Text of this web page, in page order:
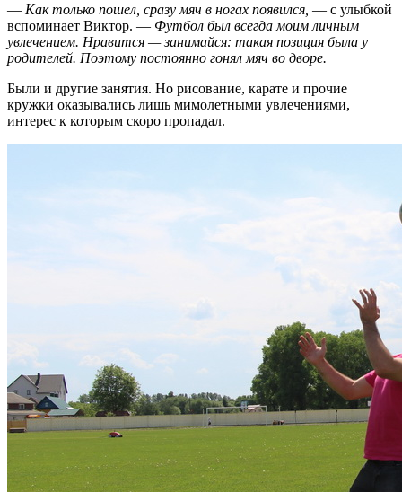
— Как только пошел, сразу мяч в ногах появился, — с улыбкой
вспоминает Виктор. — Футбол был всегда моим личным
увлечением. Нравится — занимайся: такая позиция была у
родителей. Поэтому постоянно гонял мяч во дворе.
Были и другие занятия. Но рисование, карате и прочие
кружки оказывались лишь мимолетными увлечениями,
интерес к которым скоро пропадал.